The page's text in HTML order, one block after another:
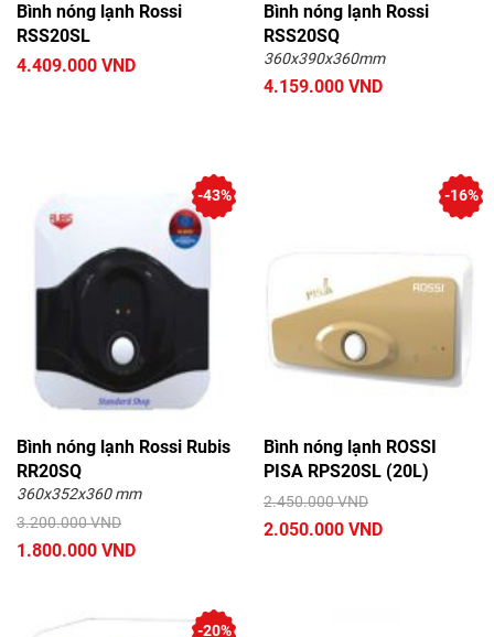
Bình nóng lạnh Rossi
RSS20SL
4.409.000 VND
Bình nóng lạnh Rossi
RSS20SQ
360x390x360mm
4.159.000 VND
Bình nóng lạnh Rossi Rubis
RR20SQ
360x352x360 mm
3.200.000 VND
1.800.000 VND
-43%
Bình nóng lạnh ROSSI
PISA RPS20SL (20L)
2.450.000 VND
2.050.000 VND
-16%
-20%